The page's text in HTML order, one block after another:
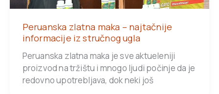
Peruanska zlatna maka – najtačnije
informacije iz stručnog ugla
Peruanska zlatna maka je sve aktueleniji
proizvod na tržištu i mnogo ljudi počinje da je
redovno upotrebljava, dok neki još